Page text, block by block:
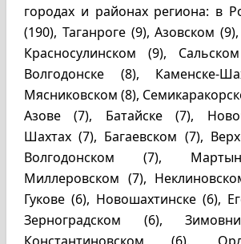
городах и районах региона: в
(190), Таганроге (9), Азовском
Красносулинском (9),
Волгодонске (8), Каменске-
Мясниковском (8),
Азове (7), Батайске (7),
Шахтах (7), Багаевском (7),
Волгодонском (7),
Миллеровском (7),
Гукове (6), Новошахтинске (6),
Зерноградском (6),